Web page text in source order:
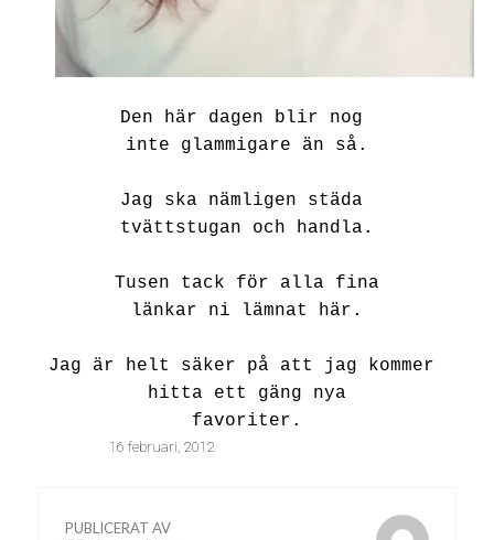
Den här dagen blir nog
inte glammigare än så.
Jag ska nämligen städa
tvättstugan och handla.
Tusen tack för alla fina
länkar ni lämnat här.
Jag är helt säker på att jag kommer
hitta ett gäng nya
favoriter.
16 februari, 2012
PUBLICERAT AV